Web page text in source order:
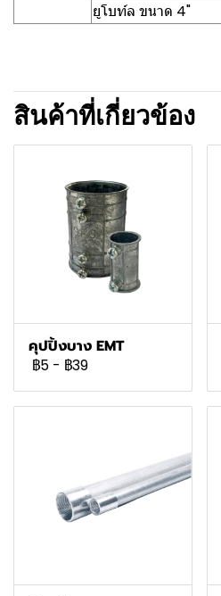
ยูโบท์ล ขนาด 4"
สินค้าที่เกี่ยวข้อง
คุปปิ้งบาง EMT
฿5 - ฿39